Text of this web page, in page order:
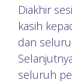
Diakhir
kasih
dan
seluruh